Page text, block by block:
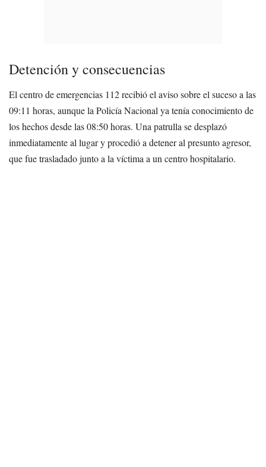
Detención y consecuencias
El centro de emergencias 112 recibió el aviso sobre el suceso a las
09:11 horas, aunque la Policía Nacional ya tenía conocimiento de
los hechos desde las 08:50 horas. Una patrulla se desplazó
inmediatamente al lugar y procedió a detener al presunto agresor,
que fue trasladado junto a la víctima a un centro hospitalario.